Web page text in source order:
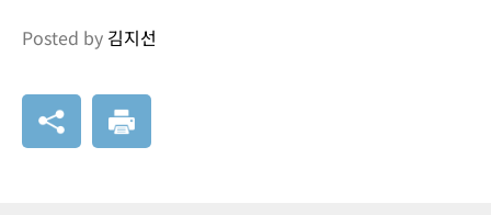
Posted by 김지선